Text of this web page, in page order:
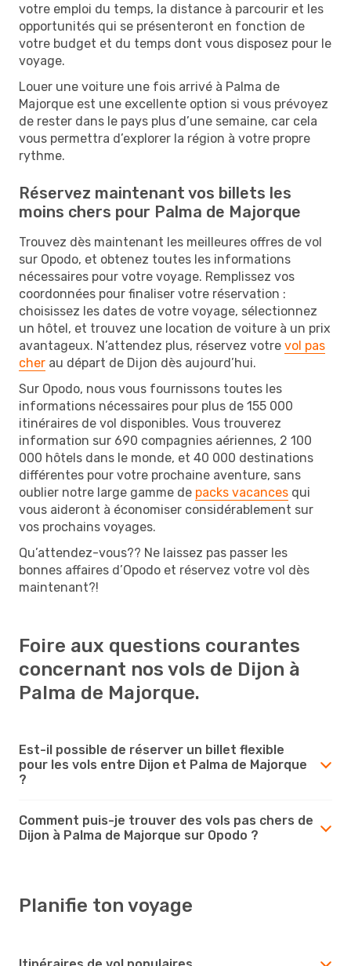
votre emploi du temps, la distance à parcourir et les
opportunités qui se présenteront en fonction de
votre budget et du temps dont vous disposez pour le
voyage.
Louer une voiture une fois arrivé à Palma de
Majorque est une excellente option si vous prévoyez
de rester dans le pays plus d’une semaine, car cela
vous permettra d’explorer la région à votre propre
rythme.
Réservez maintenant vos billets les
moins chers pour Palma de Majorque
Trouvez dès maintenant les meilleures offres de vol
sur Opodo, et obtenez toutes les informations
nécessaires pour votre voyage. Remplissez vos
coordonnées pour finaliser votre réservation :
choisissez les dates de votre voyage, sélectionnez
un hôtel, et trouvez une location de voiture à un prix
avantageux. N’attendez plus, réservez votre vol pas
cher au départ de Dijon dès aujourd’hui.
Sur Opodo, nous vous fournissons toutes les
informations nécessaires pour plus de 155 000
itinéraires de vol disponibles. Vous trouverez
information sur 690 compagnies aériennes, 2 100
000 hôtels dans le monde, et 40 000 destinations
différentes pour votre prochaine aventure, sans
oublier notre large gamme de packs vacances qui
vous aideront à économiser considérablement sur
vos prochains voyages.
Qu’attendez-vous?? Ne laissez pas passer les
bonnes affaires d’Opodo et réservez votre vol dès
maintenant?!
Foire aux questions courantes
concernant nos vols de Dijon à
Palma de Majorque.
Est-il possible de réserver un billet flexible
pour les vols entre Dijon et Palma de Majorque
?
Comment puis-je trouver des vols pas chers de
Dijon à Palma de Majorque sur Opodo ?
Planifie ton voyage